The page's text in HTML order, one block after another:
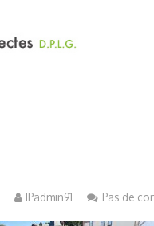
IPadmin91 Pas de